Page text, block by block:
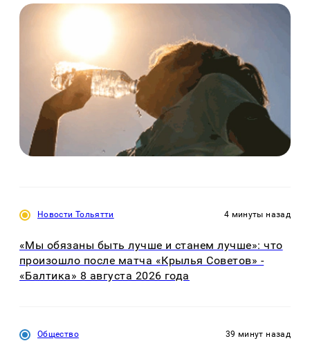
Новости Тольятти 4 минуты назад
«Мы обязаны быть лучше и станем лучше»: что
произошло после матча «Крылья Советов» -
«Балтика» 8 августа 2026 года
Общество 39 минут назад